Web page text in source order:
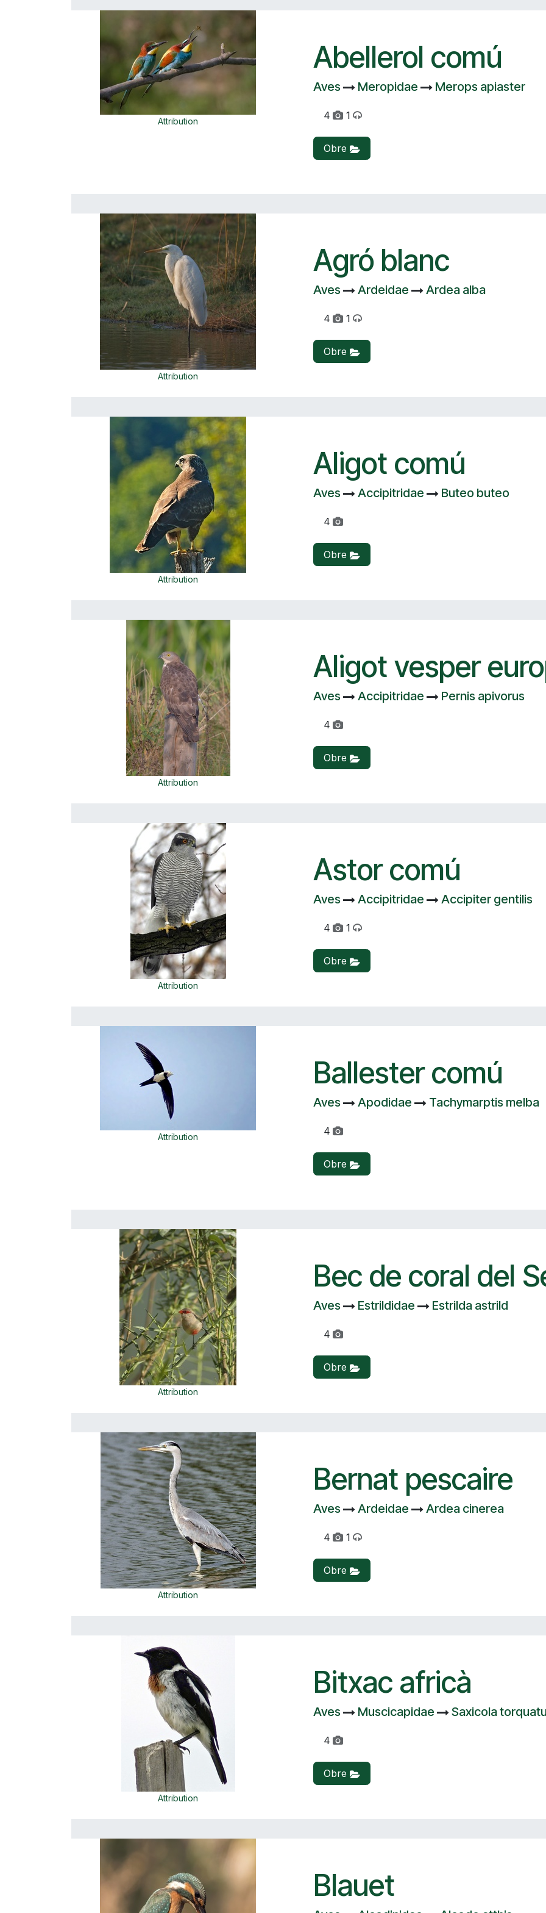
Attribution
Abellerol comú
Aves Meropidae Merops apiaster
4 1
Obre
Attribution
Agró blanc
Aves Ardeidae Ardea alba
4 1
Obre
Attribution
Aligot comú
Aves Accipitridae Buteo buteo
4
Obre
Attribution
Aligot vesper
Aves Accipitridae Pernis apivorus
4
Obre
Attribution
Astor comú
Aves Accipitridae Accipiter gentilis
4 1
Obre
Attribution
Ballester comú
Aves Apodidae Tachymarptis melba
4
Obre
Attribution
Bec de coral del
Aves Estrildidae Estrilda astrild
4
Obre
Attribution
Bernat pescaire
Aves Ardeidae Ardea cinerea
4 1
Obre
Attribution
Bitxac africà
Aves Muscicapidae Saxicola
4
Obre
Blauet